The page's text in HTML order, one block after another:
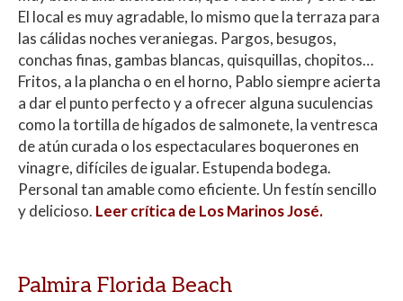
El local es muy agradable, lo mismo que la terraza para
las cálidas noches veraniegas. Pargos, besugos,
conchas finas, gambas blancas, quisquillas, chopitos…
Fritos, a la plancha o en el horno, Pablo siempre acierta
a dar el punto perfecto y a ofrecer alguna suculencias
como la tortilla de hígados de salmonete, la ventresca
de atún curada o los espectaculares boquerones en
vinagre, difíciles de igualar. Estupenda bodega.
Personal tan amable como eficiente. Un festín sencillo
y delicioso. Leer crítica de Los Marinos José.
Palmira Florida Beach